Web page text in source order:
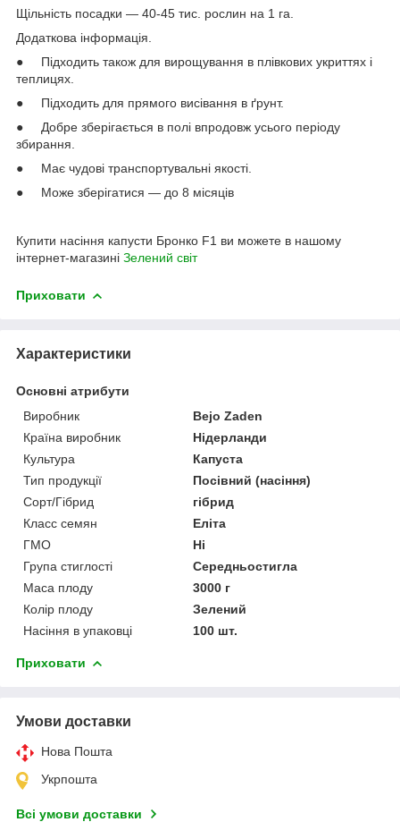
Щільність посадки — 40-45 тис. рослин на 1 га.
Додаткова інформація.
● Підходить також для вирощування в плівкових укриттях і
теплицях.
● Підходить для прямого висівання в ґрунт.
● Добре зберігається в полі впродовж усього періоду
збирання.
● Має чудові транспортувальні якості.
● Може зберігатися — до 8 місяців
Купити насіння капусти Бронко F1 ви можете в нашому
інтернет-магазині Зелений свiт
Приховати
Характеристики
Основні атрибути
Виробник
Bejo Zaden
Країна виробник
Нідерланди
Культура
Капуста
Тип продукції
Посівний (насіння)
Сорт/Гібрид
гібрид
Класс семян
Еліта
ГМО
Ні
Група стиглості
Середньостигла
Маса плоду
3000 г
Колір плоду
Зелений
Насіння в упаковці
100 шт.
Приховати
Умови доставки
Нова Пошта
Укрпошта
Всі умови доставки